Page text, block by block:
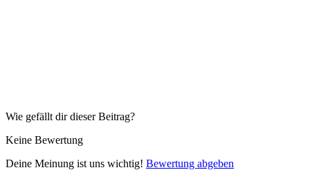
Wie gefällt dir dieser Beitrag?
Keine Bewertung
Deine Meinung ist uns wichtig! Bewertung abgeben